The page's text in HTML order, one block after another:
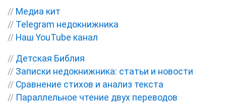
// Медиа кит
// Telegram недокнижника
// Наш YouTube канал
// Детская Библия
// Записки недокнижника: статьи и новости
// Сравнение стихов и анализ текста
// Параллельное чтение двух переводов